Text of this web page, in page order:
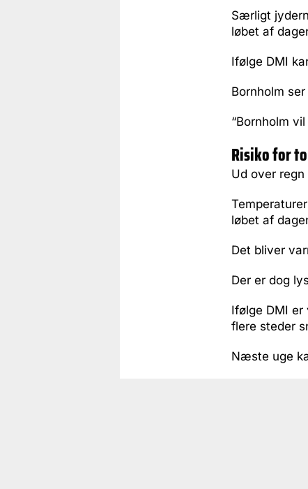
Særligt
løbet af
Ifølge DMI
Bornholm
“Bornholm
Risiko for
Ud over
løbet af
Det bliver
Der er dog
Ifølge DMI er
flere steder
Næste uge